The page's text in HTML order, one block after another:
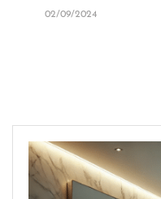
02/09/2024